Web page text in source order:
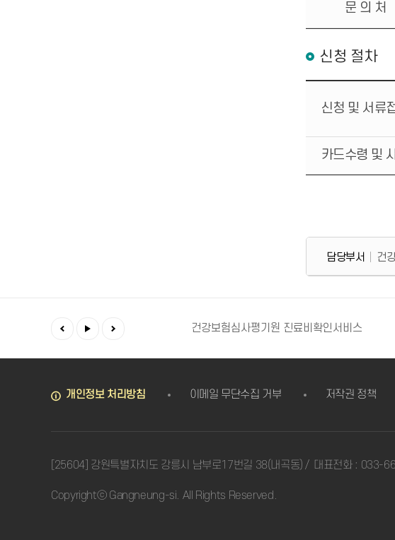
문 의 처
신청 절차
신청 및 서류
카드수령 및
담당부서 건
예방접종도우미 건강보험심사평기원 진료비확인서비스
개인정보 처리방침 이메일 무단수집 거부 저작권 정책
[25604] 강원특별자치도 강릉시 남부로17번길 38(내곡동) 대표전화 : 033-
Copyrightⓒ Gangneung-si. All Rights Reserved.